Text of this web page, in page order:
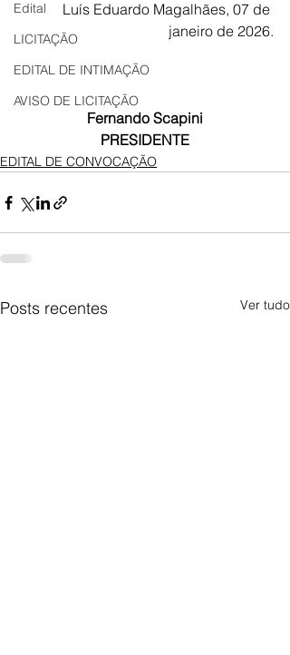
Edital
LICITAÇÃO
EDITAL DE INTIMAÇÃO
AVISO DE LICITAÇÃO
Luís Eduardo Magalhães, 07 de
janeiro de 2026.
Fernando Scapini
PRESIDENTE
EDITAL DE CONVOCAÇÃO
Posts recentes Ver tudo